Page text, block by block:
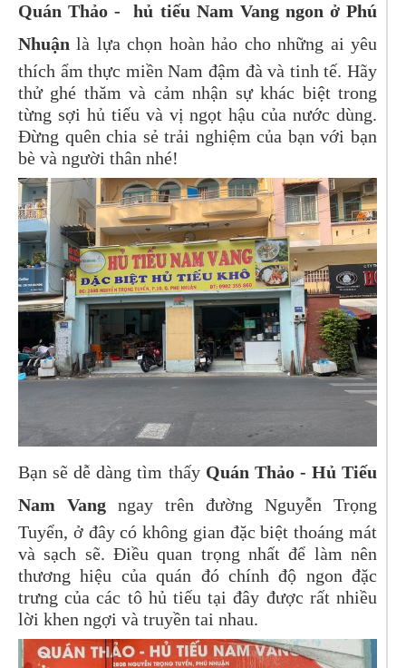
Quán Thảo - hủ tiếu Nam Vang ngon ở Phú
Nhuận là lựa chọn hoàn hảo cho những ai yêu
thích ẩm thực miền Nam đậm đà và tinh tế. Hãy
thử ghé thăm và cảm nhận sự khác biệt trong
từng sợi hủ tiếu và vị ngọt hậu của nước dùng.
Đừng quên chia sẻ trải nghiệm của bạn với bạn
bè và người thân nhé!
Bạn sẽ dễ dàng tìm thấy Quán Thảo - Hủ Tiếu
Nam Vang ngay trên đường Nguyễn Trọng
Tuyển, ở đây có không gian đặc biệt thoáng mát
và sạch sẽ. Điều quan trọng nhất để làm nên
thương hiệu của quán đó chính độ ngon đặc
trưng của các tô hủ tiếu tại đây được rất nhiều
lời khen ngợi và truyền tai nhau.